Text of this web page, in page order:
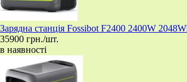
Зарядна станція Fossibot F2400 2400W
35900 грн./шт.
в наявності